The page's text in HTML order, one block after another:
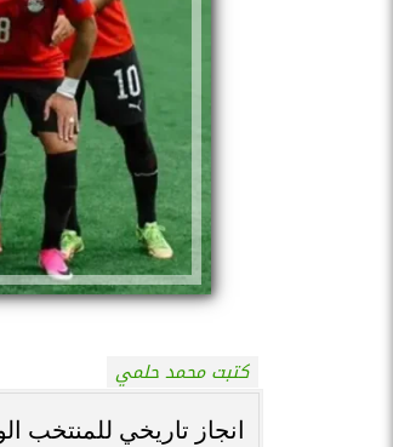
كتبت محمد حلمي
انجاز تاريخي للمنتخب